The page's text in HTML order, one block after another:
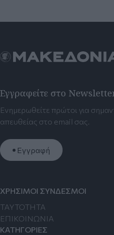
Εγγραφείτε στο
Ενημερωθείτε πρώτοι για
απευθείας στο email σας.
Εγγραφή
ΧΡΗΣΙΜΟΙ ΣΥΝΔΕΣΜΟΙ
TAYTOTHTA
ΕΠΙΚΟΙΝΩΝΙΑ
ΚΑΤΗΓΟΡΙΕΣ